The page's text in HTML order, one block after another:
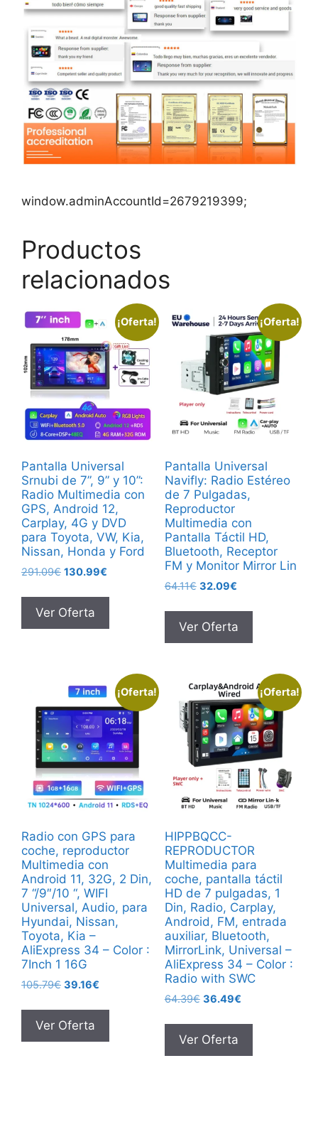
window.adminAccountId=2679219399;
Productos
relacionados
¡Oferta!
Pantalla Universal
Srnubi de 7”, 9” y 10”:
Radio Multimedia con
GPS, Android 12,
Carplay, 4G y DVD
para Toyota, VW, Kia,
Nissan, Honda y Ford
291.09€ El
original
era:
291.09€.
130.99€
actual
130.99€.
Ver Oferta
¡Oferta!
Pantalla Universal
Navifly: Radio Estéreo
de 7 Pulgadas,
Reproductor
Multimedia con
Pantalla Táctil HD,
Bluetooth, Receptor
FM y Monitor Mirror Lin
64.11€ El
original
era:
64.11€.
32.09€El
actual
es:
32.09€.
Ver Oferta
¡Oferta!
Radio con GPS para
coche, reproductor
Multimedia con
Android 11, 32G, 2 Din,
7 “/9″/10 “, WIFI
Universal, Audio, para
Hyundai, Nissan,
Toyota, Kia –
AliExpress 34 – Color :
7Inch 1 16G
105.79€ El
original
era:
105.79€.
39.16€
actual
39.16€.
Ver Oferta
¡Oferta!
HIPPBQCC-
REPRODUCTOR
Multimedia para
coche, pantalla táctil
HD de 7 pulgadas, 1
Din, Radio, Carplay,
Android, FM, entrada
auxiliar, Bluetooth,
MirrorLink, Universal –
AliExpress 34 – Color :
Radio with SWC
64.39€ El
original
era:
64.39€.
36.49€El
actual
36.49€.
Ver Oferta